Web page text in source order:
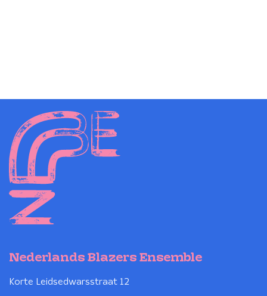
Nederlands Blazers Ensemble
Korte Leidsedwarsstraat 12